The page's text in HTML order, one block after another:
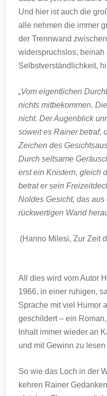
Und hier ist auch die
alle nehmen die immer
der Trennwand
widerspruchslos, beinah
Selbstverständlichkeit,
„Vom eigentlichen
nichts mitbekommen.
nicht. Der Augenblick
soweit es Rainer betraf,
Zeichen des
Durch seltsame
erst ein Knistern, gleich
betrat er sein
Noldes Gesicht, das
rückwertigen Wand
(Hanno Milesi, Zur Zeit
All dies wird vom Autor
1966, in einer ruhigen,
Sprache mit viel Humor
geschildert – ein
Inhalt immer wieder an
und mit Gewinn zu lesen
So wie das Loch in der
kehren Rainer